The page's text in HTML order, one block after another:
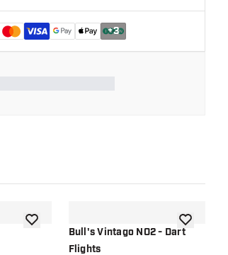
+3
Zur Wunschliste hinzufügen
Bull's Vintago NO2 - Dart
Flights
Zur